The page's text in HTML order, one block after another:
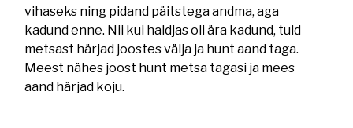
vihaseks ning pidand päitstega andma, aga
kadund enne. Nii kui haldjas oli ära kadund, tuld
metsast härjad joostes välja ja hunt aand taga.
Meest nähes joost hunt metsa tagasi ja mees
aand härjad koju.